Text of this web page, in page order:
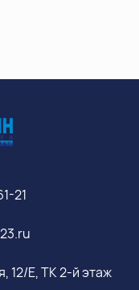
21
12/Е, ТК 2-й этаж